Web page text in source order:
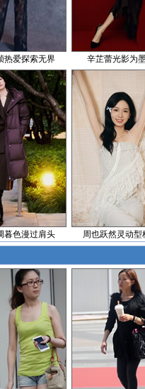
热爱探索无界 辛芷蕾光影为
暮色漫过肩头 周也跃然灵动型